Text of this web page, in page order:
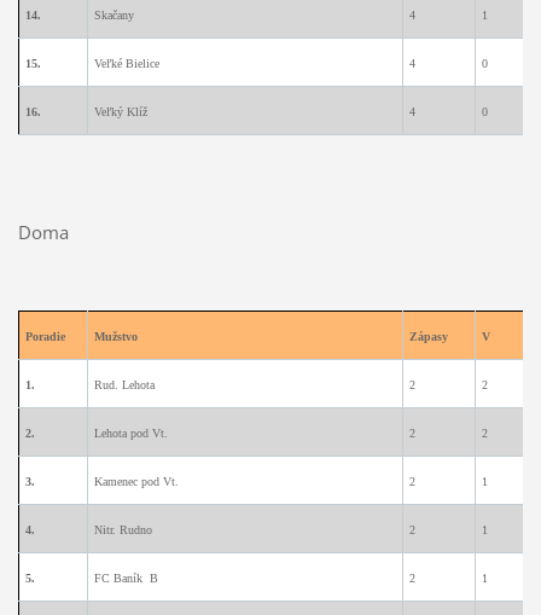
14. Skačany 4 1
15. Veľké Bielice 4 0
16. Veľký Klíž 4 0
Doma
Poradie Mužstvo Zápasy V
1. Rud. Lehota 2 2
2. Lehota pod Vt. 2 2
3. Kamenec pod Vt. 2 1
4. Nitr. Rudno 2 1
5. FC Baník B 2 1